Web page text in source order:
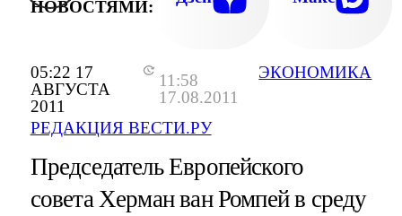
05:22 17
АВГУСТА
2011
11:58
17.08.2011
РЕДАКЦИЯ ВЕСТИ.РУ
ЭКОНОМИКА
НОВОСТЯМИ:
Председатель Европейского
совета Херман ван Ромпей в среду